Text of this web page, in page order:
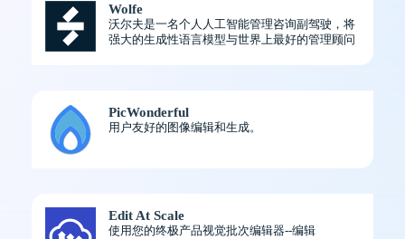
Wolfe
沃尔夫是一名个人人工智能管理咨询副驾驶，将
强大的生成性语言模型与世界上最好的管理顾问
PicWonderful
用户友好的图像编辑和生成。
Edit At Scale
使用您的终极产品视觉批次编辑器--编辑